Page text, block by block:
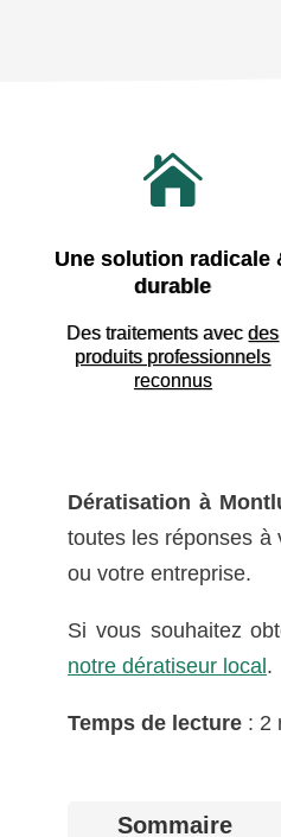

Une solution radicale
durable
Des traitements avecdes
produits professionnels
reconnus
Dératisation à
toutes les réponses à
ou votre entreprise.
Si vous souhaitez
notre dératiseur local.
Temps de lecture : 2
Sommaire